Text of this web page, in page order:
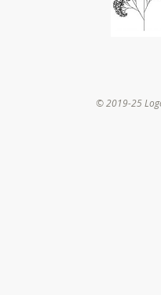
© 2019-25